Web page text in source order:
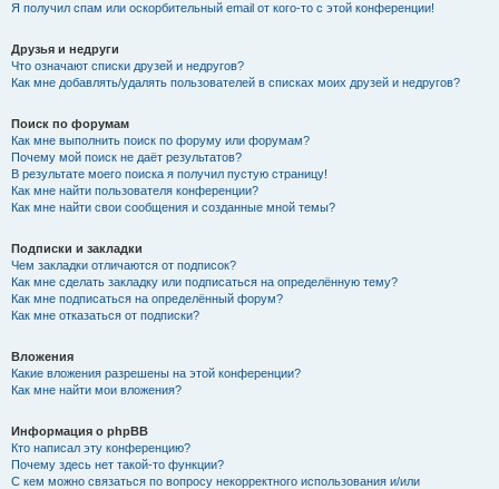
Я получил спам или оскорбительный email от кого-то с этой конференции!
Друзья и недруги
Что означают списки друзей и недругов?
Как мне добавлять/удалять пользователей в списках моих друзей и недругов?
Поиск по форумам
Как мне выполнить поиск по форуму или форумам?
Почему мой поиск не даёт результатов?
В результате моего поиска я получил пустую страницу!
Как мне найти пользователя конференции?
Как мне найти свои сообщения и созданные мной темы?
Подписки и закладки
Чем закладки отличаются от подписок?
Как мне сделать закладку или подписаться на определённую тему?
Как мне подписаться на определённый форум?
Как мне отказаться от подписки?
Вложения
Какие вложения разрешены на этой конференции?
Как мне найти мои вложения?
Информация о phpBB
Кто написал эту конференцию?
Почему здесь нет такой-то функции?
С кем можно связаться по вопросу некорректного использования и/или